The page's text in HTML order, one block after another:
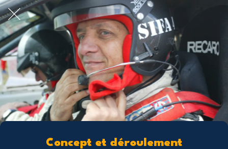
Concept et déroulement